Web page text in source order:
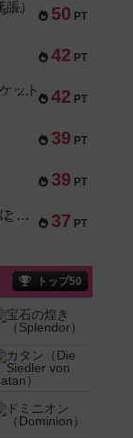
50 PT
クランク! ：冒険者たち（拡張）
42 PT
42 PT
スターマイン・ラミー ポケット
39 PT
39 PT
37 PT
フリップ７：復讐心とともに
トップ50